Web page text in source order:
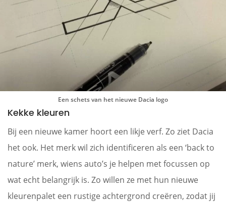
Een schets van het nieuwe Dacia logo
Kekke kleuren
Bij een nieuwe kamer hoort een likje verf. Zo ziet Dacia
het ook. Het merk wil zich identificeren als een ‘back to
nature’ merk, wiens auto’s je helpen met focussen op
wat echt belangrijk is. Zo willen ze met hun nieuwe
kleurenpalet een rustige achtergrond creëren, zodat jij